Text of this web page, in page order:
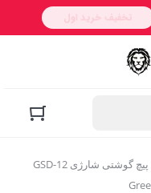
/ پیچ گوشتی شارژی GSD-12